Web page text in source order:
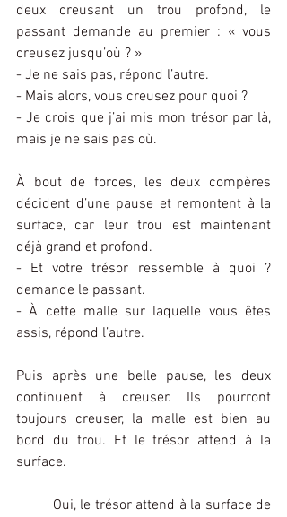
deux creusant un trou profond, le
passant demande au premier : « vous
creusez jusqu’où ? »
- Je ne sais pas, répond l’autre.
- Mais alors, vous creusez pour quoi ?
- Je crois que j’ai mis mon trésor par là,
mais je ne sais pas où.
À bout de forces, les deux compères
décident d’une pause et remontent à la
surface, car leur trou est maintenant
déjà grand et profond.
- Et votre trésor ressemble à quoi ?
demande le passant.
- À cette malle sur laquelle vous êtes
assis, répond l’autre.
Puis après une belle pause, les deux
continuent à creuser. Ils pourront
toujours creuser, la malle est bien au
bord du trou. Et le trésor attend à la
surface.